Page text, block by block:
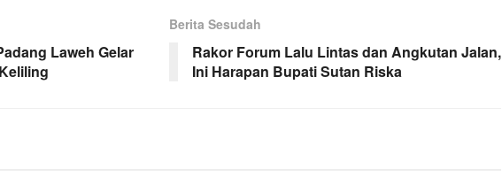
Laweh Gelar
Berita Sesudah
Rakor Forum Lalu Lintas dan Angkutan Jalan,
Ini Harapan Bupati Sutan Riska